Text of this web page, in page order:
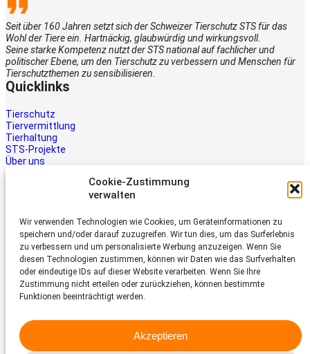
Cookie-Zustimmung
verwalten
Wir verwenden Technologien wie Cookies, um Geräteinformationen zu
speichern und/oder darauf zuzugreifen. Wir tun dies, um das Surferlebnis
zu verbessern und um personalisierte Werbung anzuzeigen. Wenn Sie
diesen Technologien zustimmen, können wir Daten wie das Surfverhalten
oder eindeutige IDs auf dieser Website verarbeiten. Wenn Sie Ihre
Zustimmung nicht erteilen oder zurückziehen, können bestimmte
Funktionen beeinträchtigt werden.
Akzeptieren
Seit über 160 Jahren setzt sich der Schweizer Tierschutz STS für das
Wohl der Tiere ein. Hartnäckig, glaubwürdig und wirkungsvoll.
Seine starke Kompetenz nutzt der STS national auf fachlicher und
politischer Ebene, um den Tierschutz zu verbessern und Menschen für
Tierschutzthemen zu sensibilisieren.
Quicklinks
Tierschutz
Tiervermittlung
Tierhaltung
STS-Projekte
Über uns
Tiere brauchen Hilfe – auch Ihre.
Unterstützen Sie die Arbeit des
Schweizer Tierschutz STS.
Jetzt spenden
Schweizer Tierschutz STS
CH-4053 Basel